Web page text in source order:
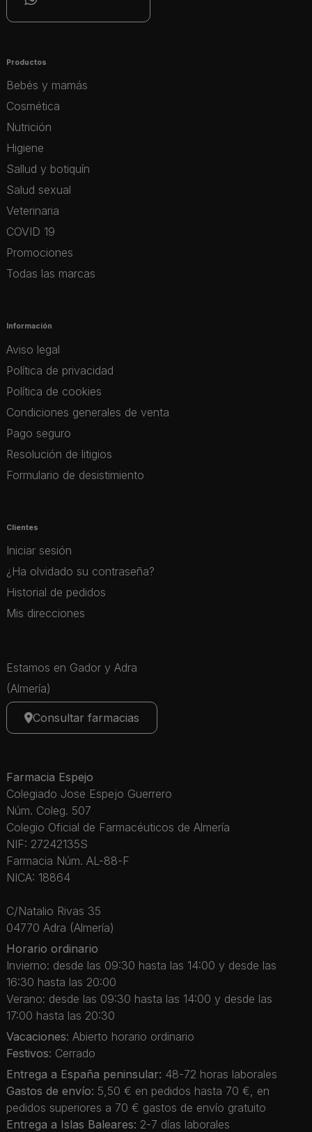
Productos
Bebés y mamás
Cosmética
Nutrición
Higiene
Sallud y botiquín
Salud sexual
Veterinaria
COVID 19
Promociones
Todas las marcas
Información
Aviso legal
Política de privacidad
Política de cookies
Condiciones generales de venta
Pago seguro
Resolución de litigios
Formulario de desistimiento
Clientes
Iniciar sesión
¿Ha olvidado su contraseña?
Historial de pedidos
Mis direcciones
Estamos en Gador y Adra
(Almería)
Consultar farmacias
Farmacia Espejo
Colegiado Jose Espejo Guerrero
Núm. Coleg. 507
Colegio Oficial de Farmacéuticos de Almería
NIF: 27242135S
Farmacia Núm. AL-88-F
NICA: 18864
C/Natalio Rivas 35
04770 Adra (Almería)
Horario ordinario
Invierno: desde las 09:30 hasta las 14:00 y desde las
16:30 hasta las 20:00
Verano: desde las 09:30 hasta las 14:00 y desde las
17:00 hasta las 20:30
Vacaciones: Abierto horario ordinario
Festivos: Cerrado
Entrega a España peninsular: 48-72 horas laborales
Gastos de envío: 5,50 € en pedidos hasta 70 €, en
pedidos superiores a 70 € gastos de envío gratuito
Entrega a Islas Baleares: 2-7 días laborales